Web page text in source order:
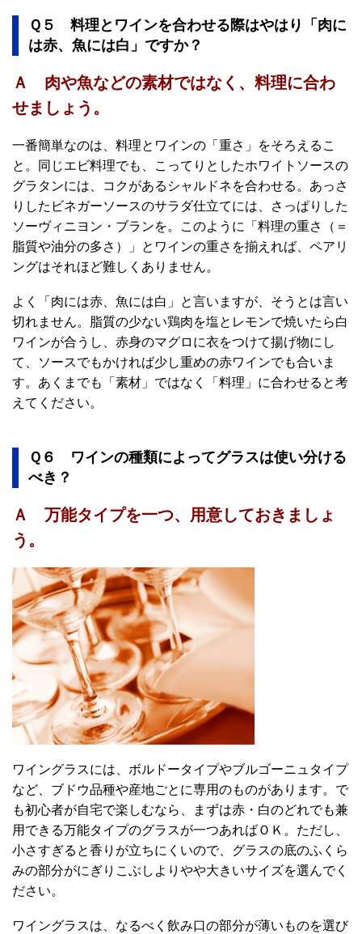
Ｑ５ 料理とワインを合わせる際はやはり「肉に
は赤、魚には白」ですか？
Ａ 肉や魚などの素材ではなく、料理に合わ
せましょう。
一番簡単なのは、料理とワインの「重さ」をそろえるこ
と。同じエビ料理でも、こってりとしたホワイトソースの
グラタンには、コクがあるシャルドネを合わせる。あっさ
りしたビネガーソースのサラダ仕立てには、さっぱりした
ソーヴィニヨン・ブランを。このように「料理の重さ（＝
脂質や油分の多さ）」とワインの重さを揃えれば、ペアリ
ングはそれほど難しくありません。
よく「肉には赤、魚には白」と言いますが、そうとは言い
切れません。脂質の少ない鶏肉を塩とレモンで焼いたら白
ワインが合うし、赤身のマグロに衣をつけて揚げ物にし
て、ソースでもかければ少し重めの赤ワインでも合いま
す。あくまでも「素材」ではなく「料理」に合わせると考
えてください。
Ｑ６ ワインの種類によってグラスは使い分ける
べき？
Ａ 万能タイプを一つ、用意しておきましょ
う。
ワイングラスには、ボルドータイプやブルゴーニュタイプ
など、ブドウ品種や産地ごとに専用のものがあります。で
も初心者が自宅で楽しむなら、まずは赤・白のどれでも兼
用できる万能タイプのグラスが一つあればＯＫ。ただし、
小さすぎると香りが立ちにくいので、グラスの底のふくら
みの部分がにぎりこぶしよりやや大きいサイズを選んでく
ださい。
ワイングラスは、なるべく飲み口の部分が薄いものを選び